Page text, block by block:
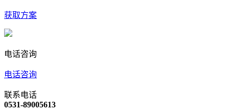
获取方案
电话咨询
电话咨询
联系电话
0531-89005613